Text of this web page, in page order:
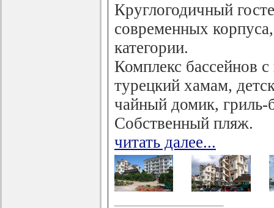
Круглогодичный
современных
категории.
Комплекс бассейнов
турецкий хамам,
чайный домик, гриль-
Собственный пляж.
читать далее...